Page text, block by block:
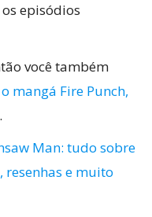
episódios
você também
o mangá Fire Punch,
.
Man: tudo sobre
resenhas e muito